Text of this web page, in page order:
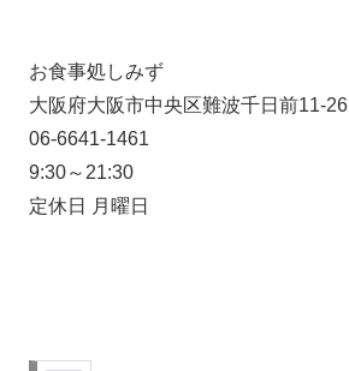
お食事処しみず
大阪府大阪市中央区難波千日前11-26
06-6641-1461
9:30～21:30
定休日 月曜日